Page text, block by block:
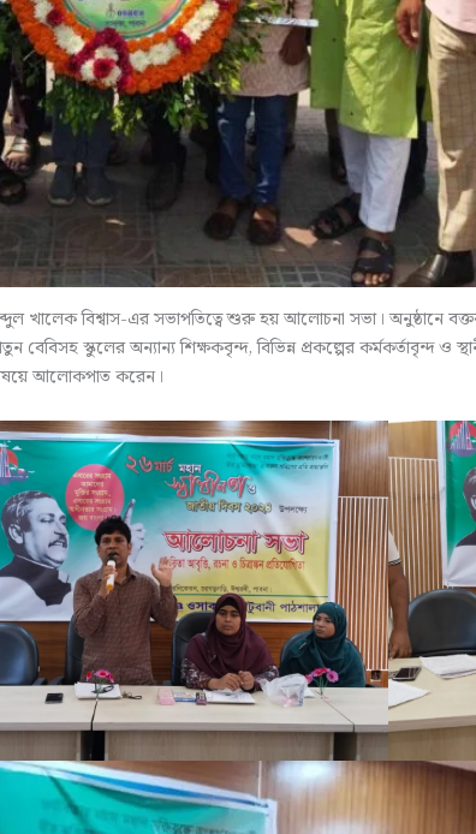
খালেক বিশ্বাস-এর সভাপতিত্বে শুরু হয় আলোচনা সভা। অনুষ্ঠানে
বেবিসহ স্কুলের অন্যান্য শিক্ষকবৃন্দ, বিভিন্ন প্রকল্পের কর্মকর্তাবৃন্দ ও
আলোকপাত করেন।